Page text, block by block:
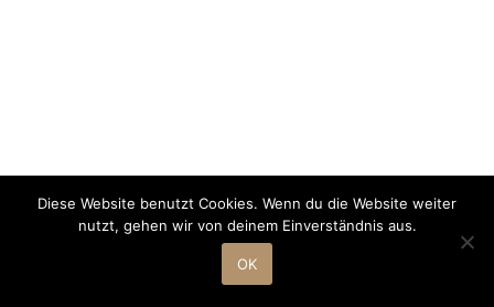
Diese Website benutzt Cookies. Wenn du die Website weiter
nutzt, gehen wir von deinem Einverständnis aus.
OK